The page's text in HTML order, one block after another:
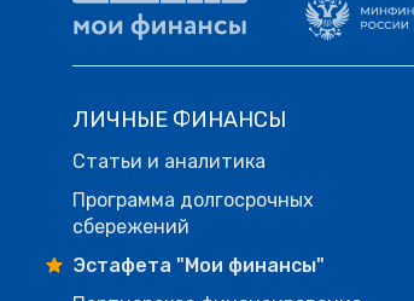
ЛИЧНЫЕ ФИНАНСЫ
Статьи и аналитика
Программа долгосрочных
сбережений
Эстафета "Мои финансы"